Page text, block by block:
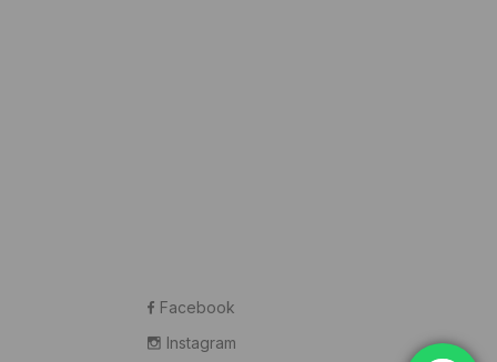
Facebook
Instagram